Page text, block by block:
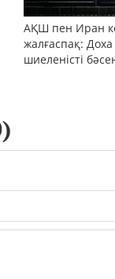
АҚШ пен Иран
жалғаспақ: Доха
шиеленісті
)